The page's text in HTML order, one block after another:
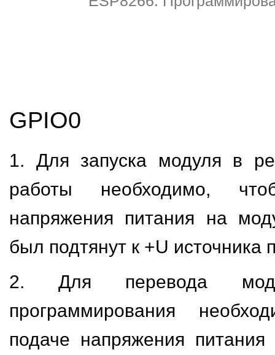
GPIO0
1. Для запуска модуля в
работы необходимо,
напряжения питания на
был подтянут к +U источника
2. Для перевода
программирования
подаче напряжения